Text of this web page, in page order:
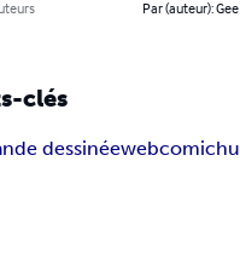
Par (auteur): Gee
clés
dessinéewebcomic